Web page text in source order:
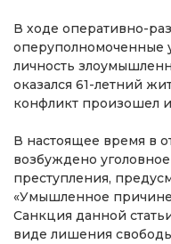
В ходе оперативно-
оперуполномоченные
личность
оказался 61-летний
конфликт произошел
В настоящее время в
возбуждено
преступления,
«Умышленное
Санкция данной
виде лишения